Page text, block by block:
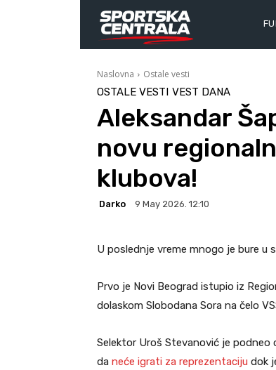
Naslovna Ostale vesti
OSTALE VESTI VEST DANA
Aleksandar
novu
klubova!
Darko 9 May 2026. 12:10
U poslednje vreme mnogo je bure u
Prvo je Novi Beograd istupio iz
dolaskom Slobodana Sora na čelo
Selektor Uroš Stevanović je
da neće igrati za reprezentaciju dok